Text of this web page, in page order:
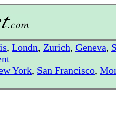
, Londn, Zurich, Geneva,
York, San Francisco,